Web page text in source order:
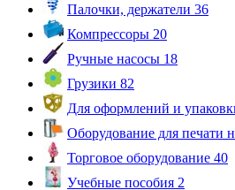
Палочки, держатели 36
Компрессоры 20
Ручные насосы 18
Грузики 82
Для оформлений и
Оборудование для печати
Торговое оборудование 40
Учебные пособия 2